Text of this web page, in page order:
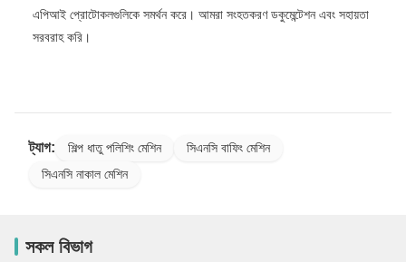
এপিআই প্রোটোকলগুলিকে সমর্থন করে। আমরা সংহতকরণ ডকুমেন্টেশন এবং সহায়তা
সরবরাহ করি।
ট্যাগ: শিল্প ধাতু পলিশিং মেশিন
সিএনসি বাফিং মেশিন
সিএনসি নাকাল মেশিন
সকল বিভাগ